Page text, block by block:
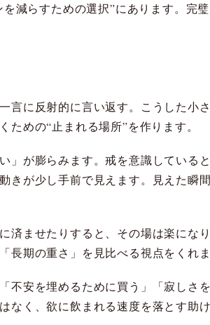
減らすための選択”にあります。完
言に反射的に言い返す。こうした小
めの“止まれる場所”を作ります。
」が膨らみます。戒を意識している
が少し手前で見えます。見えた瞬
済ませたりすると、その場は楽にな
期の重さ」を見比べる視点をくれま
不安を埋めるために買う」「寂しさ
く、欲に飲まれる速度を落とす助け